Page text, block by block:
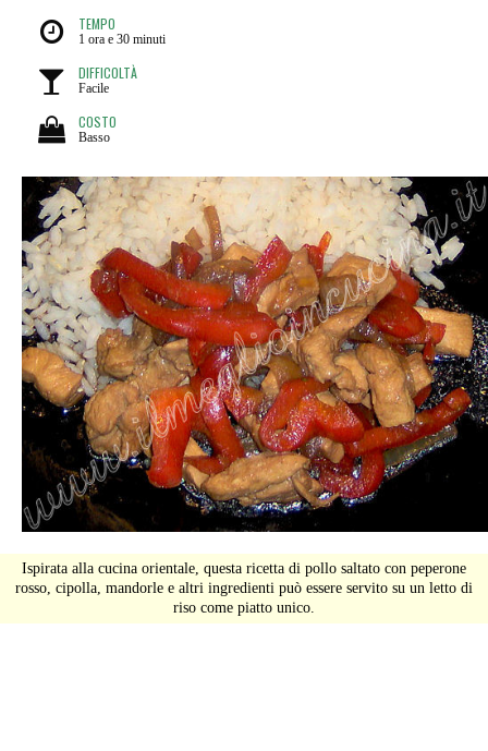
TEMPO
1 ora e 30 minuti
DIFFICOLTÀ
Facile
COSTO
Basso
Ispirata alla cucina orientale, questa ricetta di pollo saltato con peperone
rosso, cipolla, mandorle e altri ingredienti può essere servito su un letto di
riso come piatto unico.